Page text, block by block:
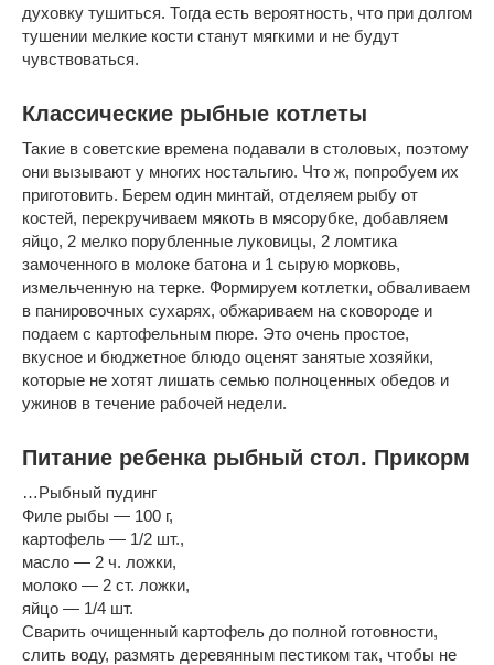
духовку тушиться. Тогда есть вероятность, что при долгом
тушении мелкие кости станут мягкими и не будут
чувствоваться.
Классические рыбные котлеты
Такие в советские времена подавали в столовых, поэтому
они вызывают у многих ностальгию. Что ж, попробуем их
приготовить. Берем один минтай, отделяем рыбу от
костей, перекручиваем мякоть в мясорубке, добавляем
яйцо, 2 мелко порубленные луковицы, 2 ломтика
замоченного в молоке батона и 1 сырую морковь,
измельченную на терке. Формируем котлетки, обваливаем
в панировочных сухарях, обжариваем на сковороде и
подаем с картофельным пюре. Это очень простое,
вкусное и бюджетное блюдо оценят занятые хозяйки,
которые не хотят лишать семью полноценных обедов и
ужинов в течение рабочей недели.
Питание ребенка рыбный стол. Прикорм
…Рыбный пудинг
Филе рыбы — 100 г,
картофель — 1/2 шт.,
масло — 2 ч. ложки,
молоко — 2 ст. ложки,
яйцо — 1/4 шт.
Сварить очищенный картофель до полной готовности,
слить воду, размять деревянным пестиком так, чтобы не